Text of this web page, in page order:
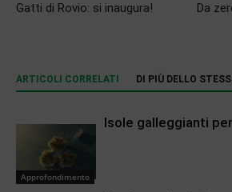
Gatti di Rovio: si inaugura!
Da
ARTICOLI CORRELATI DI PIÙ DELLO
Approfondimento
Isole galleggianti